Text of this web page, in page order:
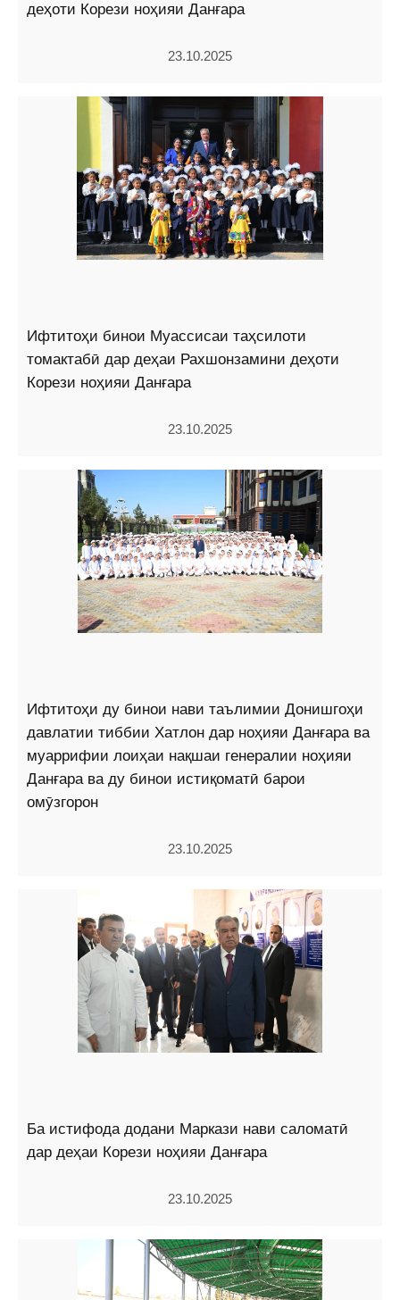
деҳоти Корези ноҳияи Данғара
23.10.2025
Ифтитоҳи бинои Муассисаи таҳсилоти
томактабӣ дар деҳаи Рахшонзамини деҳоти
Корези ноҳияи Данғара
23.10.2025
Ифтитоҳи ду бинои нави таълимии Донишгоҳи
давлатии тиббии Хатлон дар ноҳияи Данғара ва
муаррифии лоиҳаи нақшаи генералии ноҳияи
Данғара ва ду бинои истиқоматӣ барои
омӯзгорон
23.10.2025
Ба истифода додани Маркази нави саломатӣ
дар деҳаи Корези ноҳияи Данғара
23.10.2025